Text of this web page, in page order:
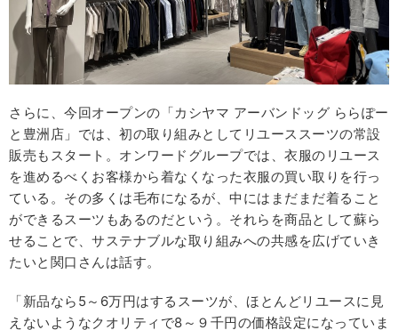
さらに、今回オープンの「カシヤマ アーバンドッグ ららぽー
と豊洲店」では、初の取り組みとしてリユーススーツの常設
販売もスタート。オンワードグループでは、衣服のリユース
を進めるべくお客様から着なくなった衣服の買い取りを行っ
ている。その多くは毛布になるが、中にはまだまだ着ること
ができるスーツもあるのだという。それらを商品として蘇ら
せることで、サステナブルな取り組みへの共感を広げていき
たいと関口さんは話す。
「新品なら5～6万円はするスーツが、ほとんどリユースに見
えないようなクオリティで8～９千円の価格設定になっていま